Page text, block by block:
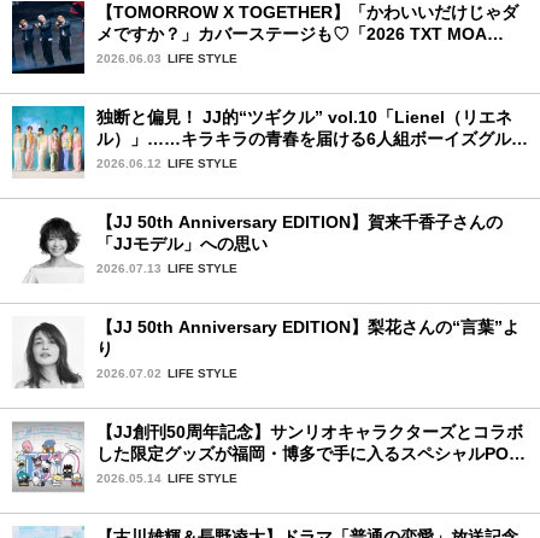
【TOMORROW X TOGETHER】「かわいいだけじゃダ
メですか？」カバーステージも♡「2026 TXT MOA
CON IN JAPAN」千葉公演2日目を詳細レポ【後編】
2026.06.03 LIFE STYLE
独断と偏見！ JJ的“ツギクル” vol.10「Lienel（リエネ
ル）」……キラキラの青春を届ける6人組ボーイズグルー
プ
2026.06.12 LIFE STYLE
【JJ 50th Anniversary EDITION】賀来千香子さんの
「JJモデル」への思い
2026.07.13 LIFE STYLE
【JJ 50th Anniversary EDITION】梨花さんの“言葉”よ
り
2026.07.02 LIFE STYLE
【JJ創刊50周年記念】サンリオキャラクターズとコラボ
した限定グッズが福岡・博多で手に入るスペシャルPOP-
UPストア！
2026.05.14 LIFE STYLE